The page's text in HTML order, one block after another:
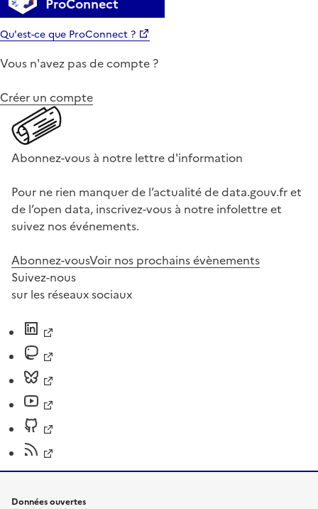
Qu'est-ce que ProConnect ?
Vous n'avez pas de compte ?
Créer un compte
Abonnez-vous à notre lettre d'information
Pour ne rien manquer de l’actualité de data.gouv.fr et
de l’open data, inscrivez-vous à notre infolettre et
suivez nos événements.
Abonnez-vousVoir nos prochains évènements
Suivez-nous
sur les réseaux sociaux
Données ouvertes